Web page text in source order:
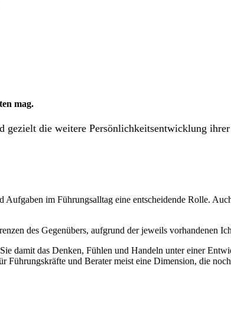
mag.
gezielt die weitere Persönlichkeitsentwicklung
im Führungsalltag eine entscheidende Rolle.
des Gegenübers, aufgrund der jeweils vorhandenen
damit das Denken, Fühlen und Handeln unter einer
und Berater meist eine Dimension, die